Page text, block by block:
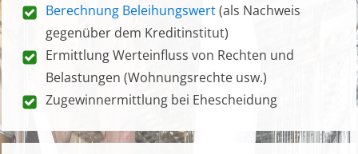
Berechnung Beleihungswert(als Nachweis
gegenüber dem Kreditinstitut)
Ermittlung Werteinfluss von Rechten und
Belastungen (Wohnungsrechte usw.)
Zugewinnermittlung bei Ehescheidung